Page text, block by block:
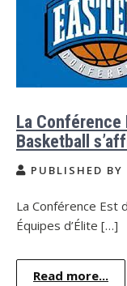
La Conférence
Basketball
PUBLISHED BY
La Conférence Est
Équipes d’Élite […]
Read more...